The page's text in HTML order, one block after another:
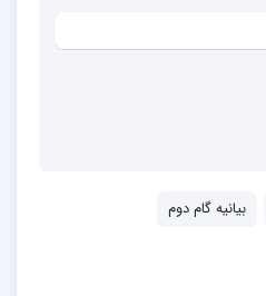
بیانیه گام دوم